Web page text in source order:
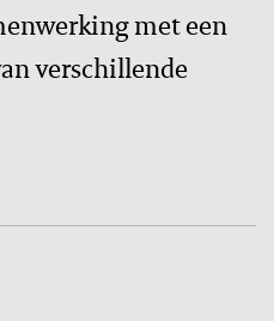
met een
verschillende